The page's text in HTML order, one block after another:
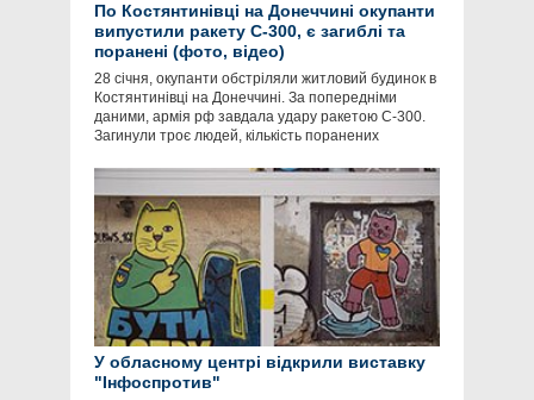
По Костянтинівці на Донеччині окупанти
випустили ракету С-300, є загиблі та
поранені (фото, відео)
28 січня, окупанти обстріляли житловий будинок в
Костянтинівці на Донеччині. За попередніми
даними, армія рф завдала удару ракетою С-300.
Загинули троє людей, кількість поранених
У обласному центрі відкрили виставку
"Інфоспротив"